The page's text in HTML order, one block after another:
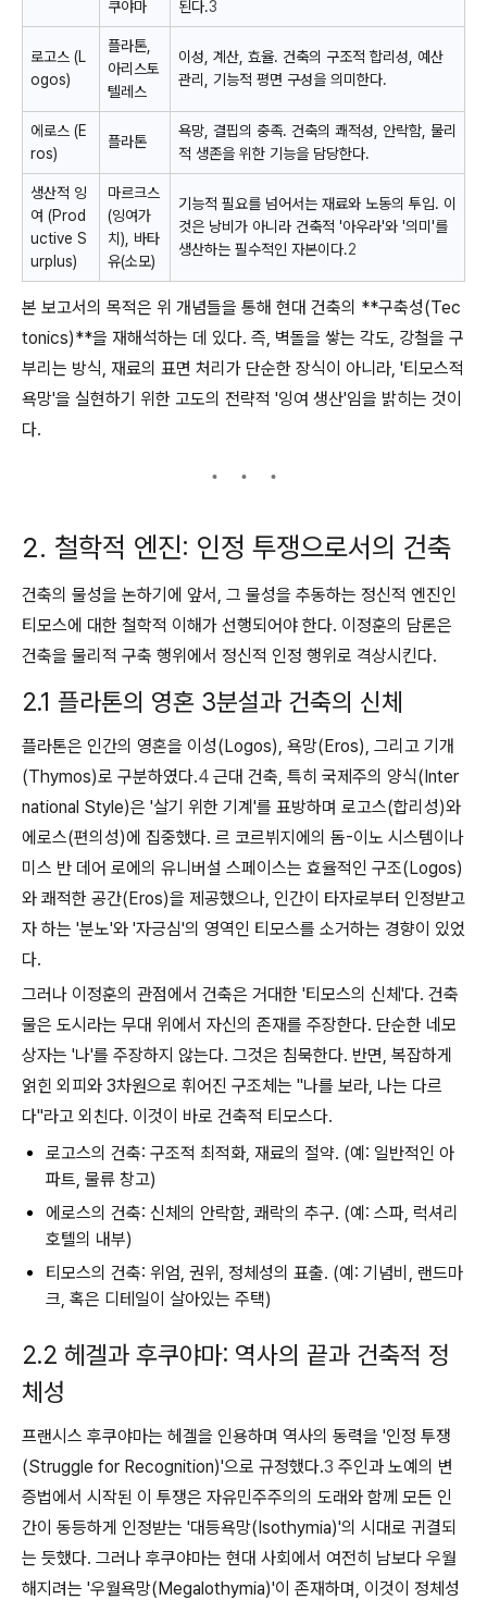
쿠야마
된다.3
로고스 (L
ogos)
플라톤,
아리스토
텔레스
이성, 계산, 효율. 건축의 구조적 합리성, 예산
관리, 기능적 평면 구성을 의미한다.
에로스 (E
ros)
플라톤
욕망, 결핍의 충족. 건축의 쾌적성, 안락함, 물리
적 생존을 위한 기능을 담당한다.
생산적 잉
여 (Prod
uctive S
urplus)
마르크스
(잉여가
치), 바타
유(소모)
기능적 필요를 넘어서는 재료와 노동의 투입. 이
것은 낭비가 아니라 건축적 '아우라'와 '의미'를
생산하는 필수적인 자본이다.2
본 보고서의 목적은 위 개념들을 통해 현대 건축의 **구축성(Tec
tonics)**을 재해석하는 데 있다. 즉, 벽돌을 쌓는 각도, 강철을 구
부리는 방식, 재료의 표면 처리가 단순한 장식이 아니라, '티모스적
욕망'을 실현하기 위한 고도의 전략적 '잉여 생산'임을 밝히는 것이
다.
2. 철학적 엔진: 인정 투쟁으로서의 건축
건축의 물성을 논하기에 앞서, 그 물성을 추동하는 정신적 엔진인
티모스에 대한 철학적 이해가 선행되어야 한다. 이정훈의 담론은
건축을 물리적 구축 행위에서 정신적 인정 행위로 격상시킨다.
2.1 플라톤의 영혼 3분설과 건축의 신체
플라톤은 인간의 영혼을 이성(Logos), 욕망(Eros), 그리고 기개
(Thymos)로 구분하였다.4 근대 건축, 특히 국제주의 양식(Inter
national Style)은 '살기 위한 기계'를 표방하며 로고스(합리성)와
에로스(편의성)에 집중했다. 르 코르뷔지에의 돔-이노 시스템이나
미스 반 데어 로에의 유니버설 스페이스는 효율적인 구조(Logos)
와 쾌적한 공간(Eros)을 제공했으나, 인간이 타자로부터 인정받고
자 하는 '분노'와 '자긍심'의 영역인 티모스를 소거하는 경향이 있었
다.
그러나 이정훈의 관점에서 건축은 거대한 '티모스의 신체'다. 건축
물은 도시라는 무대 위에서 자신의 존재를 주장한다. 단순한 네모
상자는 '나'를 주장하지 않는다. 그것은 침묵한다. 반면, 복잡하게
얽힌 외피와 3차원으로 휘어진 구조체는 "나를 보라, 나는 다르
다"라고 외친다. 이것이 바로 건축적 티모스다.
로고스의 건축: 구조적 최적화, 재료의 절약. (예: 일반적인 아
파트, 물류 창고)
에로스의 건축: 신체의 안락함, 쾌락의 추구. (예: 스파, 럭셔리
호텔의 내부)
티모스의 건축: 위엄, 권위, 정체성의 표출. (예: 기념비, 랜드마
크, 혹은 디테일이 살아있는 주택)
2.2 헤겔과 후쿠야마: 역사의 끝과 건축적 정
체성
프랜시스 후쿠야마는 헤겔을 인용하며 역사의 동력을 '인정 투쟁
(Struggle for Recognition)'으로 규정했다.3 주인과 노예의 변
증법에서 시작된 이 투쟁은 자유민주주의의 도래와 함께 모든 인
간이 동등하게 인정받는 '대등욕망(Isothymia)'의 시대로 귀결되
는 듯했다. 그러나 후쿠야마는 현대 사회에서 여전히 남보다 우월
해지려는 '우월욕망(Megalothymia)'이 존재하며, 이것이 정체성